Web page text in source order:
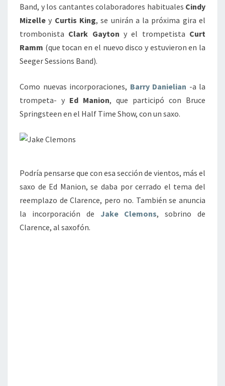
Band, y los cantantes colaboradores habituales Cindy
Mizelle y Curtis King, se unirán a la próxima gira el
trombonista Clark Gayton y el trompetista Curt
Ramm (que tocan en el nuevo disco y estuvieron en la
Seeger Sessions Band).
Como nuevas incorporaciones, Barry Danielian -a la
trompeta- y Ed Manion, que participó con Bruce
Springsteen en el Half Time Show, con un saxo.
Podría pensarse que con esa sección de vientos, más el
saxo de Ed Manion, se daba por cerrado el tema del
reemplazo de Clarence, pero no. También se anuncia
la incorporación de Jake Clemons, sobrino de
Clarence, al saxofón.